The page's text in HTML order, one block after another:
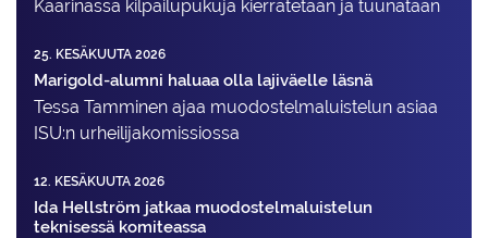
Kaarinassa kilpailupukuja kierrätetään ja tuunataan
25. KESÄKUUTA 2026
Marigold-alumni haluaa olla lajiväelle läsnä
Tessa Tamminen ajaa muodostelma­luistelun asiaa
ISU:n urheilija­komissiossa
12. KESÄKUUTA 2026
Ida Hellström jatkaa muodostelmaluistelun
teknisessä komiteassa